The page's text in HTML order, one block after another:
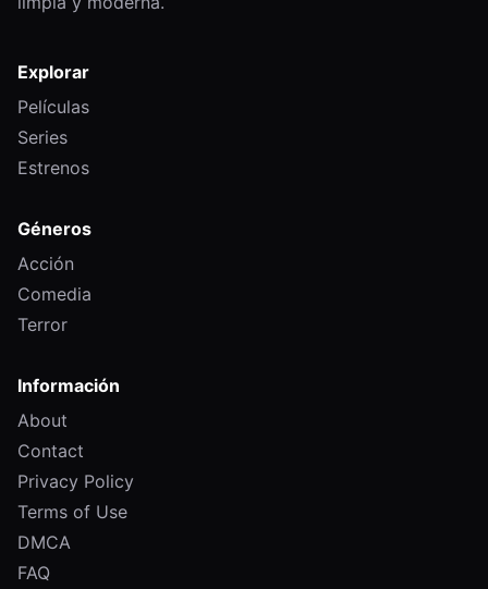
Explorar
Películas
Series
Estrenos
Géneros
Acción
Comedia
Terror
Información
About
Contact
Privacy Policy
Terms of Use
DMCA
FAQ